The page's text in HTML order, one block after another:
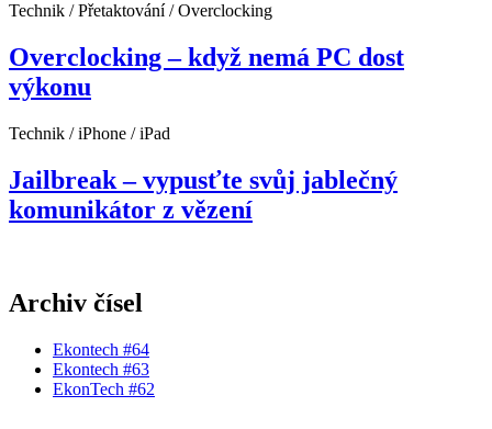
Technik / Přetaktování / Overclocking
Overclocking – když nemá PC dost
výkonu
Technik / iPhone / iPad
Jailbreak – vypusťte svůj jablečný
komunikátor z vězení
Archiv čísel
Ekontech #64
Ekontech #63
EkonTech #62